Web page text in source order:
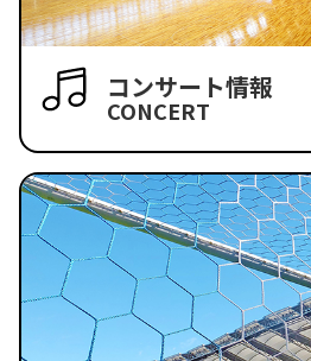
コンサート情報
CONCERT